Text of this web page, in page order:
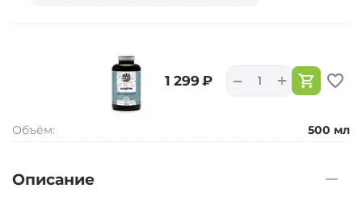
‍1 299‍ ₽ +
−
Объём: 500 мл
Описание